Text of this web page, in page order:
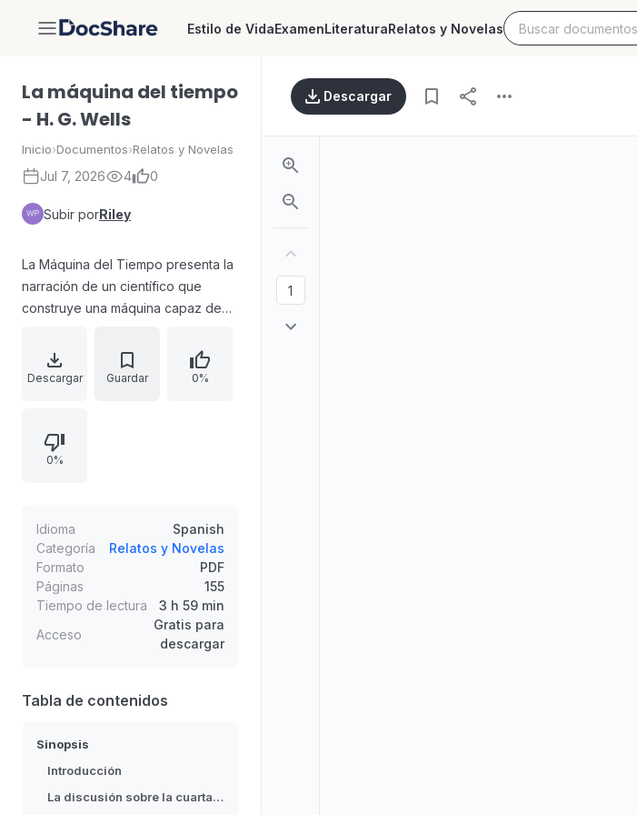
DocShare Estilo de VidaExamenLiteraturaRelatos y Novelas
La máquina del tiempo
- H. G. Wells
Inicio›Documentos›Relatos y Novelas
Jul 7, 2026 4 0
Subir porRiley
La Máquina del Tiempo presenta la
narración de un científico que
construye una máquina capaz de
al año 802.701, regresa para relatar
a sus amigos cómo la humanidad
observación más lejana marcada
por la destrucción de la Tierra. El
de que la realidad requiere cuatro
dimensiones: longitud, anchura,
espesor y duración, es decir,
tiempo.
Descargar Guardar 0%
0%
Idioma
Spanish
Categoría
Relatos y Novelas
Formato
PDF
Páginas
155
Tiempo de lectura
3 h 59 min
Acceso
Gratis para
descargar
Tabla de contenidos
Sinopsis
Introducción
La discusión sobre la cuarta dimensión
Descargar